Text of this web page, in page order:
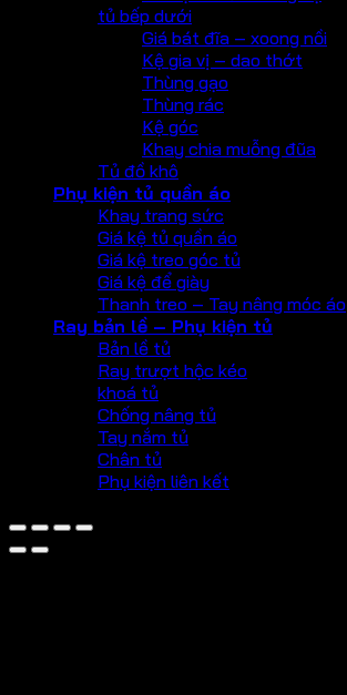
tủ bếp dưới
Giá bát đĩa – xoong nồi
Kệ gia vị – dao thớt
Thùng gạo
Thùng rác
Kệ góc
Khay chia muỗng đũa
Tủ đồ khô
Phụ kiện tủ quần áo
Khay trang sức
Giá kệ tủ quần áo
Giá kệ treo góc tủ
Giá kệ để giày
Thanh treo – Tay nâng móc áo
Ray bản lề – Phụ kiện tủ
Bản lề tủ
Ray trượt hộc kéo
khoá tủ
Chống nâng tủ
Tay nắm tủ
Chân tủ
Phụ kiện liên kết